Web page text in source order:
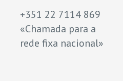
+351 22 7114 869
«Chamada para a
rede fixa nacional»